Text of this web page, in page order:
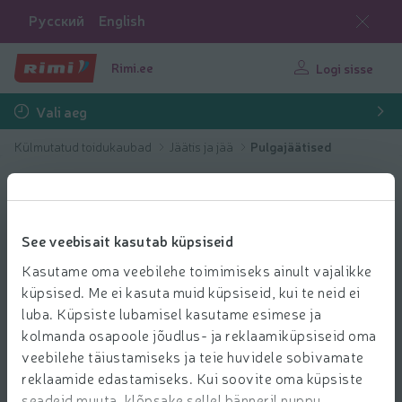
See veebisait kasutab küpsiseid
Kasutame oma veebilehe toimimiseks ainult vajalikke
küpsised. Me ei kasuta muid küpsiseid, kui te neid ei
luba. Küpsiste lubamisel kasutame esimese ja
kolmanda osapoole jõudlus- ja reklaamiküpsiseid oma
veebilehe täiustamiseks ja teie huvidele sobivamate
reklaamide edastamiseks. Kui soovite oma küpsiste
Русский English
Rimi.ee Logi sisse
Vali aeg
Külmutatud toidukaubad Jäätis ja jää Pulgajäätised